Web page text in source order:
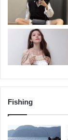
Fishing